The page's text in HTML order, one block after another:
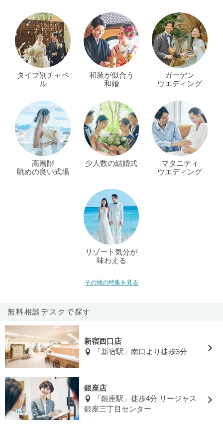
タイプ別チャペ
ル
和装が似合う
和婚
ガーデン
ウエディング
高層階
眺めの良い式場
少人数の結婚式
マタニティ
ウエディング
リゾート気分が
味わえる
その他の特集を見る
無料相談デスクで探す
新宿西口店
「新宿駅」南口より徒歩3分
銀座店
「銀座駅」徒歩4分 リージャス
銀座三丁目センター